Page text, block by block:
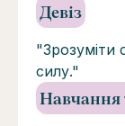
Девіз
"Зрозуміти
силу."
Навчання